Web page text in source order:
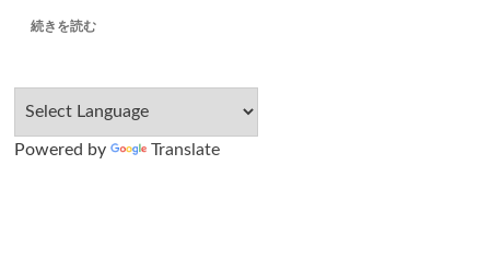
続きを読む
Powered by Translate